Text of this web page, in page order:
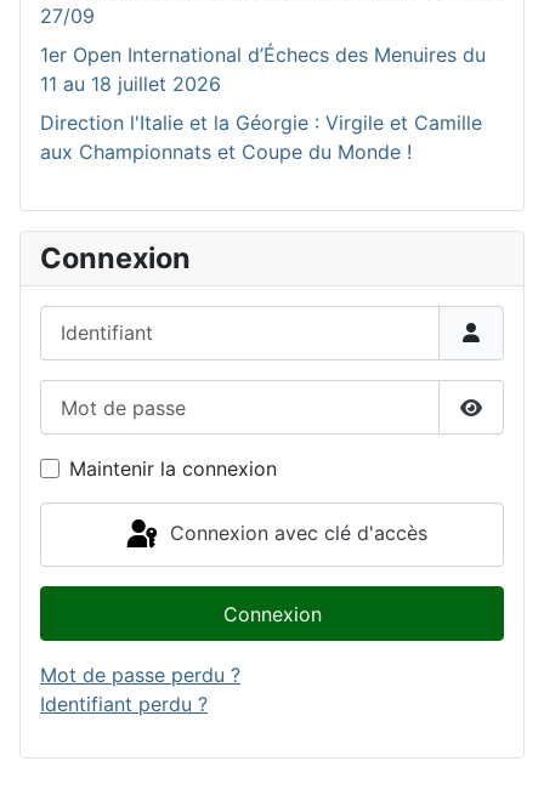
27/09
1er Open International d’Échecs des Menuires du
11 au 18 juillet 2026
Direction l'Italie et la Géorgie : Virgile et Camille
aux Championnats et Coupe du Monde !
Connexion
Maintenir la connexion
Connexion avec clé d'accès
Connexion
Mot de passe perdu ?
Identifiant perdu ?